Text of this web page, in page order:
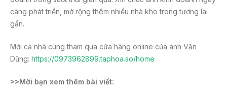
càng phát triển, mở rộng thêm nhiều nhà kho trong tương lai
gần.
Mời cả nhà cùng tham qua cửa hàng online của anh Văn
Dũng: https://0973962899.taphoa.so/home
>>Mời bạn xem thêm bài viết: